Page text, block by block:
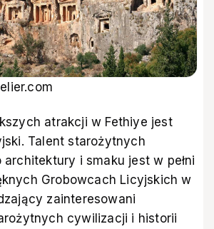
atrakcji w Fethiye jest
Talent starożytnych
i smaku jest w pełni
Grobowcach Licyjskich w
zainteresowani
cywilizacji i historii